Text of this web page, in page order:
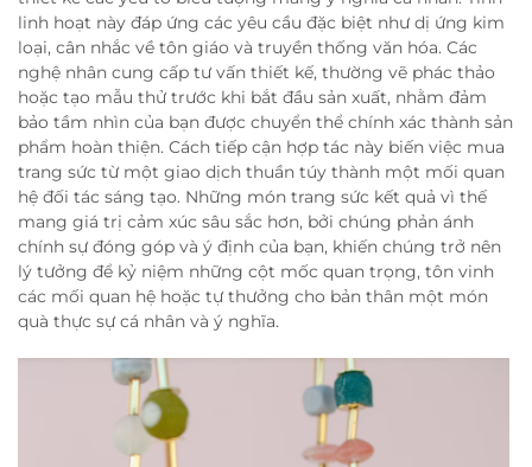
linh hoạt này đáp ứng các yêu cầu đặc biệt như dị ứng kim
loại, cân nhắc về tôn giáo và truyền thống văn hóa. Các
nghệ nhân cung cấp tư vấn thiết kế, thường vẽ phác thảo
hoặc tạo mẫu thử trước khi bắt đầu sản xuất, nhằm đảm
bảo tầm nhìn của bạn được chuyển thể chính xác thành sản
phẩm hoàn thiện. Cách tiếp cận hợp tác này biến việc mua
trang sức từ một giao dịch thuần túy thành một mối quan
hệ đối tác sáng tạo. Những món trang sức kết quả vì thế
mang giá trị cảm xúc sâu sắc hơn, bởi chúng phản ánh
chính sự đóng góp và ý định của bạn, khiến chúng trở nên
lý tưởng để kỷ niệm những cột mốc quan trọng, tôn vinh
các mối quan hệ hoặc tự thưởng cho bản thân một món
quà thực sự cá nhân và ý nghĩa.